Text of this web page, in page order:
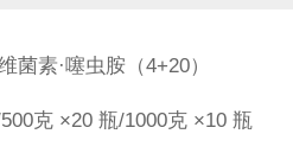
菌素·噻虫胺（4+20）
克 ×20 瓶/1000克 ×10 瓶